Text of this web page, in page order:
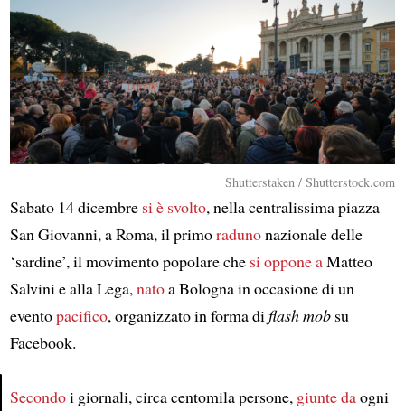
Shutterstaken / Shutterstock.com
Sabato 14 dicembre si è svolto, nella centralissima piazza
San Giovanni, a Roma, il primoradunonazionale delle
‘sardine’, il movimento popolare che si oppone aMatteo
Salvini e alla Lega,natoa Bologna in occasione di un
eventopacifico, organizzato in forma diflash mobsu
Facebook.
Secondoi giornali, circa centomila persone, giunte daogni